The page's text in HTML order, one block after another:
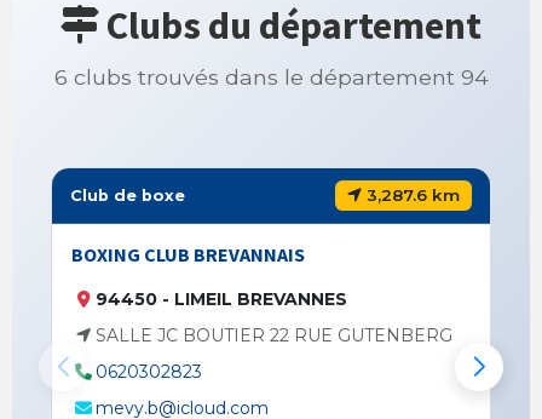
Clubs du département
6 clubs trouvés dans le département 94
Club de boxe 3,287.6 km
BOXING CLUB BREVANNAIS
94450 - LIMEIL BREVANNES
SALLE JC BOUTIER 22 RUE GUTENBERG
0620302823
mevy.b@icloud.com